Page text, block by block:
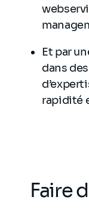
Et par
dans
rapidité
Faire